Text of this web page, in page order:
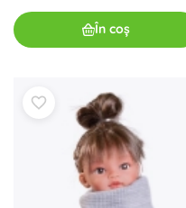
În coș